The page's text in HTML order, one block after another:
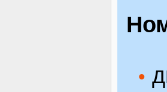
•